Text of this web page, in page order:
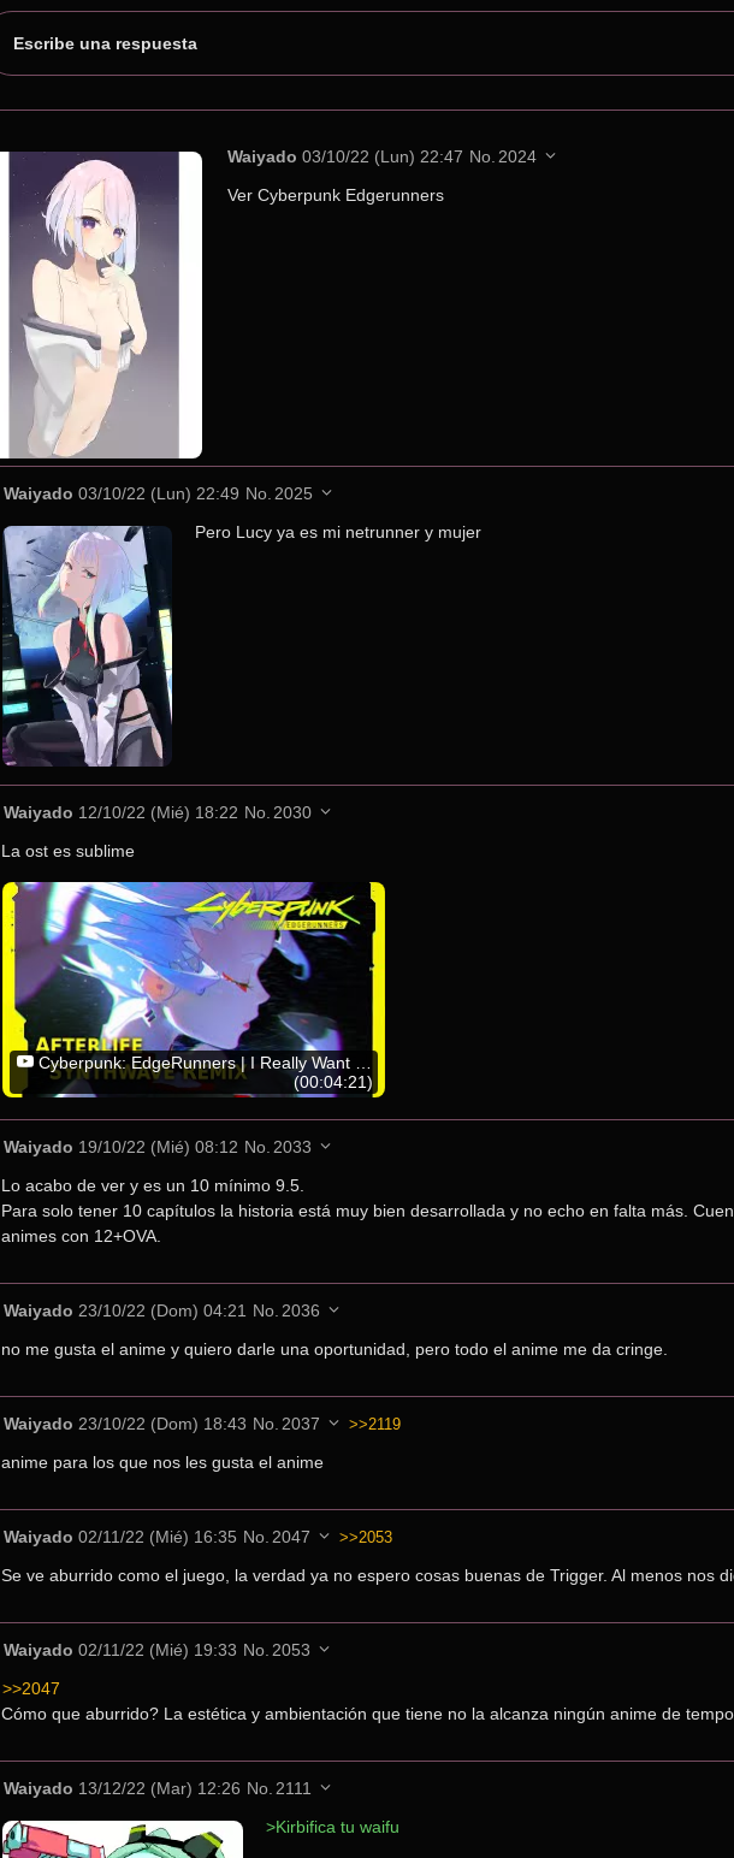
Escribe una respuesta
Waiyado 03/10/22 (Lun) 22:47 No. 2024
Ver Cyberpunk Edgerunners
Waiyado 03/10/22 (Lun) 22:49 No. 2025
Pero Lucy ya es mi netrunner y mujer
Waiyado 12/10/22 (Mié) 18:22 No. 2030
La ost es sublime
Cyberpunk: EdgeRunners | I Really Want To Stay At Your House (Afterlife Synthwave Remix) [80s Vibe]
(00:04:21)
Waiyado 19/10/22 (Mié) 08:12 No. 2033
Lo acabo de ver y es un 10 mínimo 9.5.
Para solo tener 10 capítulos la historia está muy bien desarrollada y no echo en falta más.
animes con 12+OVA.
Waiyado 23/10/22 (Dom) 04:21 No. 2036
no me gusta el anime y quiero darle una oportunidad, pero todo el anime me da cringe.
Waiyado 23/10/22 (Dom) 18:43 No. 2037 >>2119
anime para los que nos les gusta el anime
Waiyado 02/11/22 (Mié) 16:35 No. 2047 >>2053
Se ve aburrido como el juego, la verdad ya no espero cosas buenas de Trigger. Al menos nos
Waiyado 02/11/22 (Mié) 19:33 No. 2053
>>2047
Cómo que aburrido? La estética y ambientación que tiene no la alcanza ningún anime de
Waiyado 13/12/22 (Mar) 12:26 No. 2111
>Kirbifica tu waifu